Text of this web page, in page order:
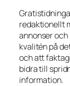
redaktionellt
annonser
kvalitén på
och att
bidra till
information.